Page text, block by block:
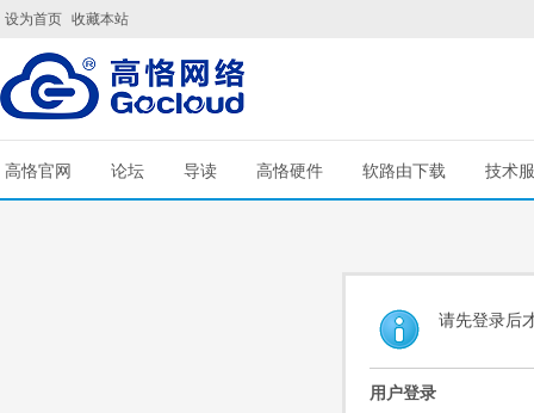
设为首页 收藏本站
高恪官网 论坛 导读 高恪硬件 软路由下载 技术
请先登录后
用户登录